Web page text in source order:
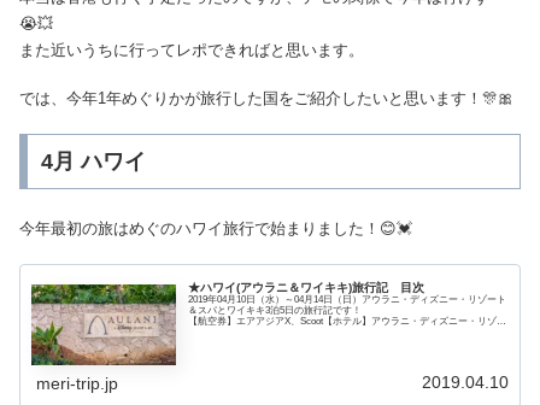
😭💥
また近いうちに行ってレポできればと思います。
では、今年1年めぐりかが旅行した国をご紹介したいと思います！🎊🎀
4月 ハワイ
今年最初の旅はめぐのハワイ旅行で始まりました！😊💓
★ハワイ(アウラニ＆ワイキキ)旅行記 目次
2019年04月10日（水）～04月14日（日）アウラニ・ディズニー・リゾート
＆スパとワイキキ3泊5日の旅行記です！
【航空券】エアアジアX、Scoot【ホテル】アウラニ・ディズニー・リゾー
meri-trip.jp 2019.04.10